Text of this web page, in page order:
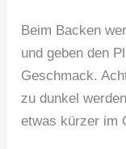
Beim Backen
und geben den
Geschmack.
zu dunkel
etwas kürzer im